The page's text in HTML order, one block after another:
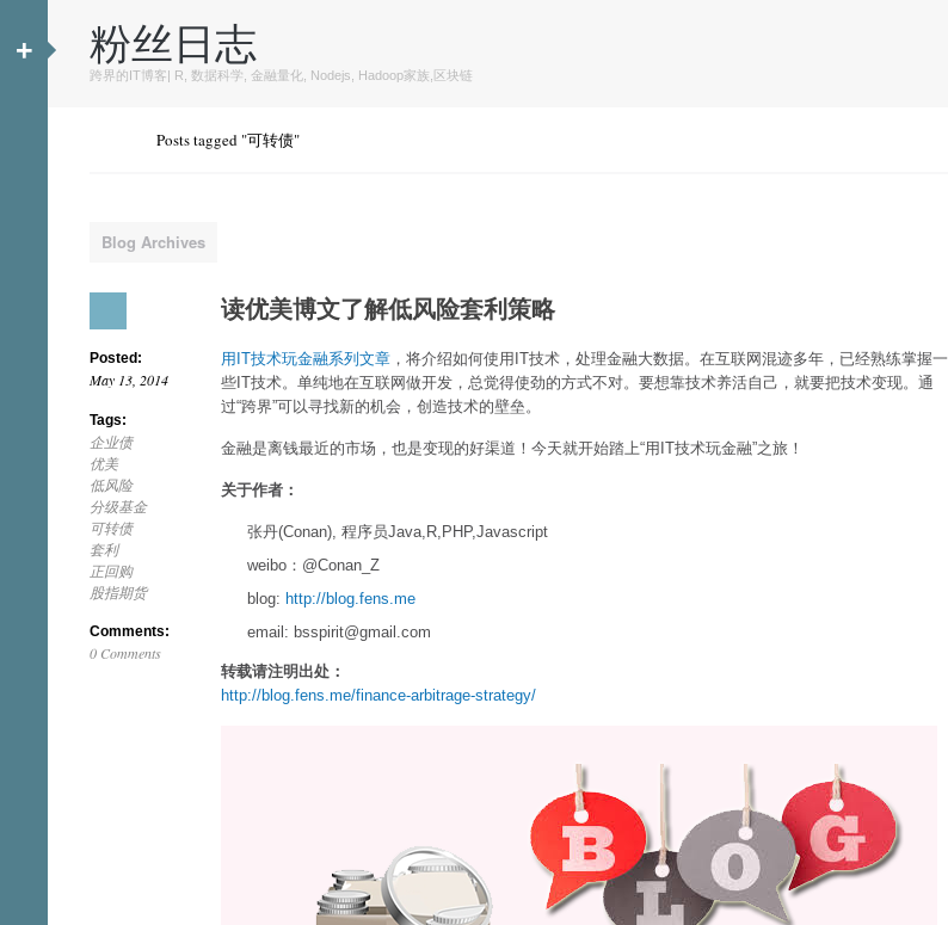
+ 粉丝日志
跨界的IT博客| R, 数据科学, 金融量化, Nodejs, Hadoop家族,区块链
Posts tagged "可转债"
Blog Archives
Posted:
May 13, 2014
Tags:
企业债
优美
低风险
分级基金
可转债
套利
正回购
股指期货
Comments:
0 Comments
读优美博文了解低风险套利策略
用IT技术玩金融系列文章 ，将介绍如何使用IT技术，处理金融大数据。在互联网混迹多年，已经熟练掌握一
些IT技术。单纯地在互联网做开发，总觉得使劲的方式不对。要想靠技术养活自己，就要把技术变现。通
过“跨界”可以寻找新的机会，创造技术的壁垒。
金融是离钱最近的市场，也是变现的好渠道！今天就开始踏上“用IT技术玩金融”之旅！
关于作者：
张丹(Conan), 程序员Java,R,PHP,Javascript
weibo：@Conan_Z
blog: http://blog.fens.me
email: bsspirit@gmail.com
转载请注明出处：
http://blog.fens.me/finance-arbitrage-strategy/